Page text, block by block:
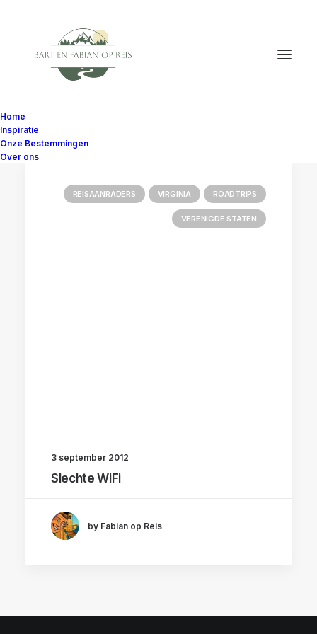
Home
Inspiratie
Onze Bestemmingen
Over ons
REISAANRADERS VIRGINIA ROADTRIPS
VERENIGDE STATEN
3 september 2012
Slechte WiFi
by Fabian op Reis